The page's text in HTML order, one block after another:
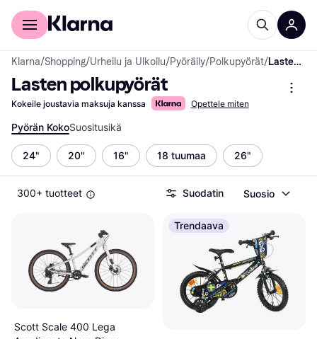
Kuluttajille
Klarna/Shopping/Urheilu ja Ulkoilu/Pyöräily/Polkupyörät/ Lasten polkupyörät
Lasten polkupyörät
Kokeile joustavia maksuja kanssa Opettele miten
Pyörän KokoSuositusikä
24" 20" 16" 18 tuumaa 26"
300+ tuotteet Suodatin Suosio
Scott Scale 400 Lega
Trendaava